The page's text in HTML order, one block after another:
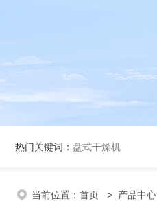
热门关键词： 盘式干燥机
当前位置： 首页 > 产品中心